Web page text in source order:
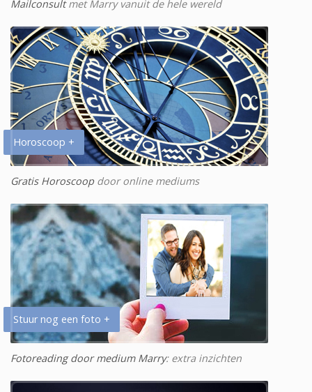
Mailconsultmet Marry vanuit de hele wereld
Horoscoop +
Gratis Horoscoopdoor online mediums
Stuur nog een foto +
Fotoreading door medium Marry: extra inzichten